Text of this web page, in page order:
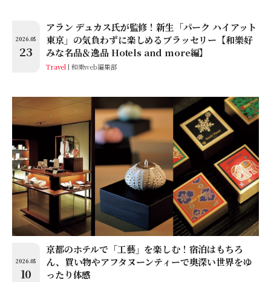
2026.05
23
アラン デュカス氏が監修！新生「パーク ハイアット
東京」の気負わずに楽しめるブラッセリー【和樂好
みな名品＆逸品 Hotels and more編】
Travel 和樂web編集部
2026.05
10
京都のホテルで「工藝」を楽しむ！宿泊はもちろ
ん、買い物やアフタヌーンティーで奥深い世界をゆ
ったり体感